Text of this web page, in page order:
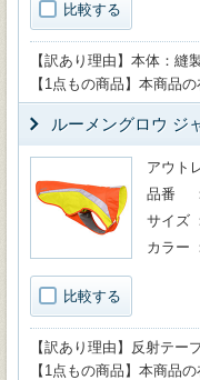
比較する
【訳あり理由】本体：縫
【1点もの商品】本商品
ルーメングロウ ジ
比較する
アウト
品番
サイズ
カラー
【訳あり理由】反射テー
【1点もの商品】本商品